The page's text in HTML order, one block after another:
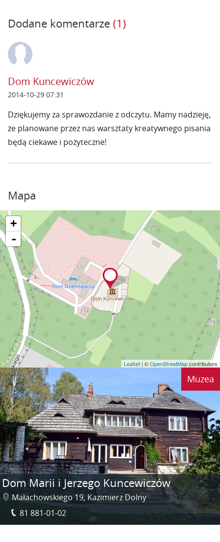
Dodane komentarze (1)
Dom Kuncewiczów
2014-10-29 07:31
Dziękujemy za sprawozdanie z odczytu. Mamy nadzieję,
że planowane przez nas warsztaty kreatywnego pisania
będą ciekawe i pożyteczne!
Mapa
+
-
Leaflet | ©OpenStreetMapcontributors
Muzea
Dom Marii i Jerzego Kuncewiczów
Małachowskiego 19, Kazimierz Dolny
81 881-01-02